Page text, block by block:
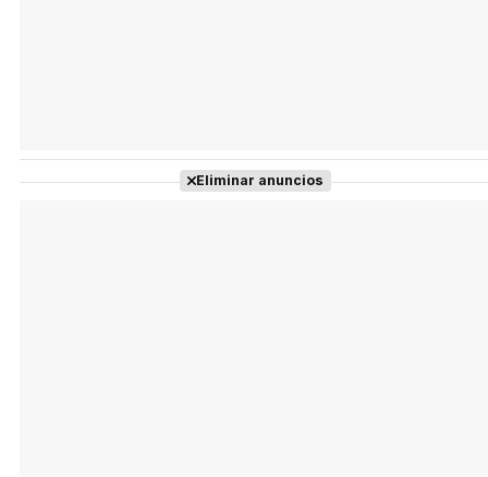
Eliminar anuncios